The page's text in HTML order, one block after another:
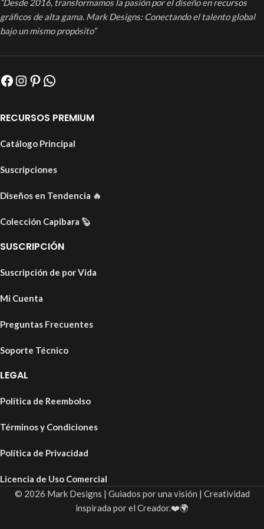
“Desde 2016, transformamos la pasión por el diseño en recursos
gráficos de alta gama. Mark Designs: Conectando el talento global
bajo un mismo propósito”
RECURSOS PREMIUM
Catálogo Principal
Suscripciones
Diseños en Tendencia 🔥
Colección Capibara 🦫
SUSCRIPCIÓN
Suscripción de por Vida
Mi Cuenta
Preguntas Frecuentes
Soporte Técnico
LEGAL
Política de Reembolso
Términos y Condiciones
Política de Privacidad
Licencia de Uso Comercial
© 2026 Mark Designs | Guiados por una visión | Creatividad
inspirada por el Creador.❤️🌍